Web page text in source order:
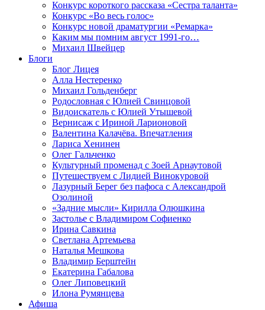
Конкурс короткого рассказа «Сестра таланта»
Конкурс «Во весь голос»
Конкурс новой драматургии «Ремарка»
Каким мы помним август 1991-го…
Михаил Швейцер
Блоги
Блог Лицея
Алла Нестеренко
Михаил Гольденберг
Родословная с Юлией Свинцовой
Видоискатель с Юлией Утышевой
Вернисаж с Ириной Ларионовой
Валентина Калачёва. Впечатления
Лариса Хенинен
Олег Гальченко
Культурный променад с Зоей Арнаутовой
Путешествуем с Лидией Винокуровой
Лазурный Берег без пафоса с Александрой
Озолиной
«Задние мысли» Кирилла Олюшкина
Застолье с Владимиром Софиенко
Ирина Савкина
Светлана Артемьева
Наталья Мешкова
Владимир Берштейн
Екатерина Габалова
Олег Липовецкий
Илона Румянцева
Афиша